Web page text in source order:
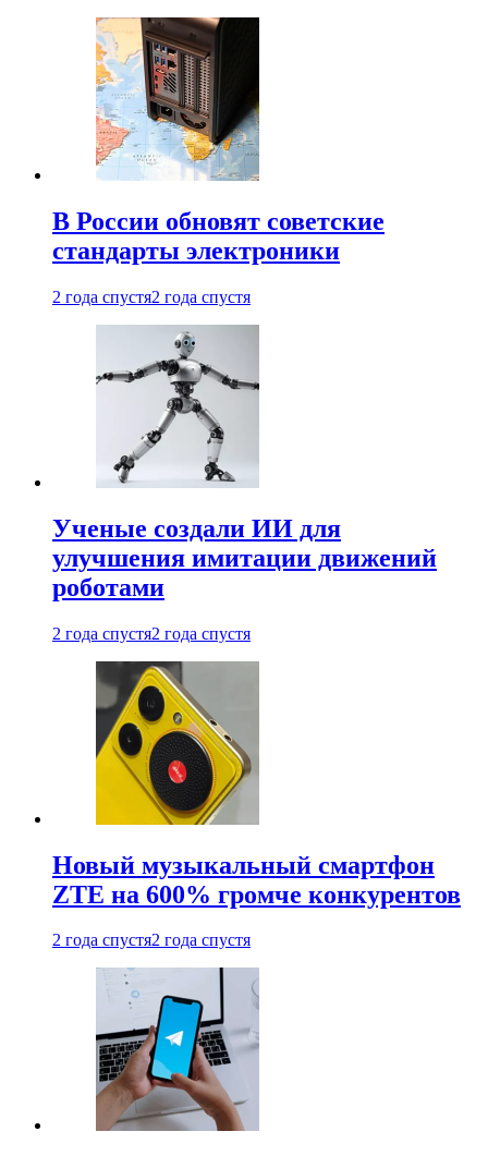
В России обновят советские
стандарты электроники
2 года спустя2 года спустя
Ученые создали ИИ для
улучшения имитации движений
роботами
2 года спустя2 года спустя
Новый музыкальный смартфон
ZTE на 600% громче конкурентов
2 года спустя2 года спустя